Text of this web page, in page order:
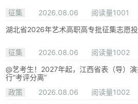
征集 2026.08.06
阅读量1001
湖北省2026年艺术高职高专批征集志愿
征集 2026.08.06
阅读量1002
@艺考生！2027年起，江西省表（导）
行“考评分离”
政策
2026.08.06
阅读量1002